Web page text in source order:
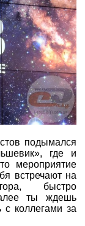
подымался
где и
мероприятие
встречают на
быстро
ты ждешь
с коллегами за